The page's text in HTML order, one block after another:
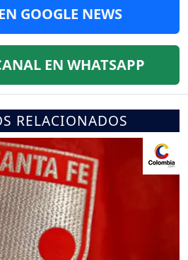
GOOGLE NEWS
EN WHATSAPP
RELACIONADOS